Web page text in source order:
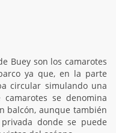
Buey son los camarotes
ya que, en la parte
circular simulando una
se denomina
balcón, aunque también
donde se puede